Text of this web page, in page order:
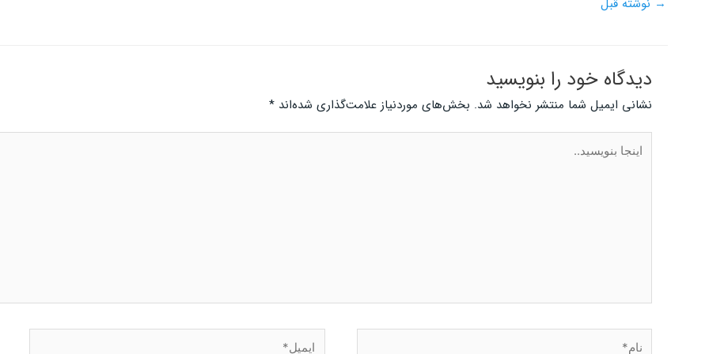
دیدگاه‌ خود را بنویسید
نشانی ایمیل شما منتشر نخواهد شد. بخش‌های موردنیاز علامت‌گذاری شده‌اند *
اینجا
بنویسید..
نام* ایمیل*